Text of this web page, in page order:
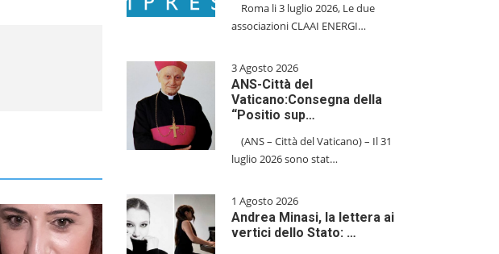
​Roma li 3 luglio 2026, Le due
associazioni CLAAI ENERGI…
3 Agosto 2026
ANS-Città del
Vaticano:Consegna della
“Positio sup…
(ANS – Città del Vaticano) – Il 31
luglio 2026 sono stat…
1 Agosto 2026
Andrea Minasi, la lettera ai
vertici dello Stato: …